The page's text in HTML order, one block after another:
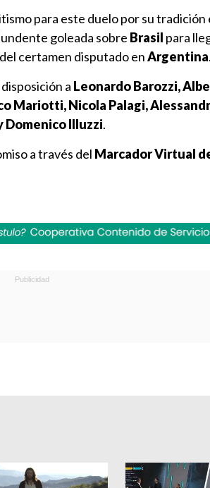
para este duelo por su tradición
goleada sobre Brasil para
certamen disputado enArgentina.
a Leonardo Barozzi,
Mariotti, Nicola Palagi,
Domenico Illuzzi.
a través del Marcador Virtual